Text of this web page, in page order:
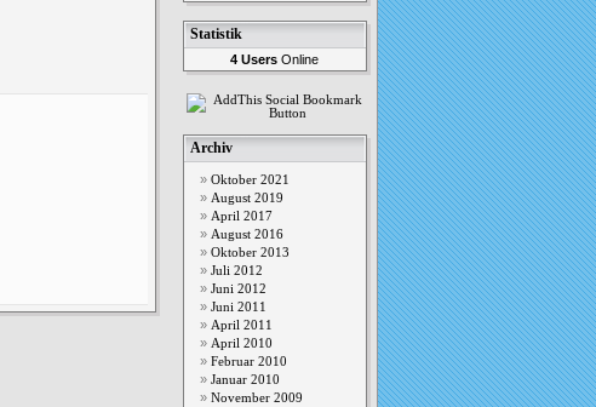
Statistik
4 Users Online
Archiv
Oktober 2021
August 2019
April 2017
August 2016
Oktober 2013
Juli 2012
Juni 2012
Juni 2011
April 2011
April 2010
Februar 2010
Januar 2010
November 2009